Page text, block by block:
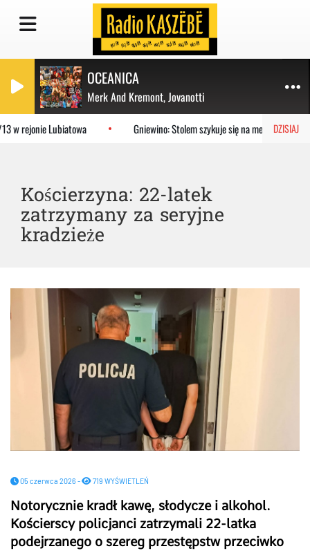
OCEANICA
Merk And Kremont, Jovanotti
DZISIAJ
w rejonie Lubiatowa Gniewino: Stolem szykuje się na mecz z KP
Kościerzyna: 22-latek
zatrzymany za seryjne
kradzieże
05 czerwca 2026 - 719 WYŚWIETLEŃ
Notorycznie kradł kawę, słodycze i alkohol.
Kościerscy policjanci zatrzymali 22-latka
podejrzanego o szereg przestępstw przeciwko